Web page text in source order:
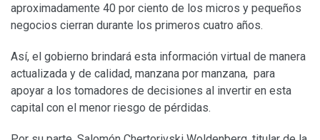
aproximadamente 40 por ciento de los micros y pequeños
negocios cierran durante los primeros cuatro años.
Así, el gobierno brindará esta información virtual de manera
actualizada y de calidad, manzana por manzana, para
apoyar a los tomadores de decisiones al invertir en esta
capital con el menor riesgo de pérdidas.